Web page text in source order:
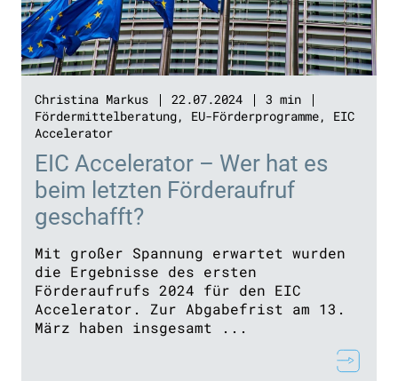
Christina Markus 22.07.2024
3 min
Fördermittelberatung, EU-Förderprogramme, EIC
Accelerator
EIC Accelerator – Wer hat es
beim letzten Förderaufruf
geschafft?
Mit großer Spannung erwartet wurden
die Ergebnisse des ersten
Förderaufrufs 2024 für den EIC
Accelerator. Zur Abgabefrist am 13.
März haben insgesamt ...